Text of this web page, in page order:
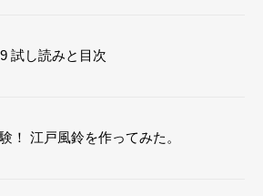
試し読みと目次
！ 江戸風鈴を作ってみた。